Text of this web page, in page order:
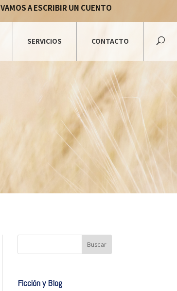
VAMOS A ESCRIBIR UN CUENTO
SERVICIOS CONTACTO
Ficción y Blog